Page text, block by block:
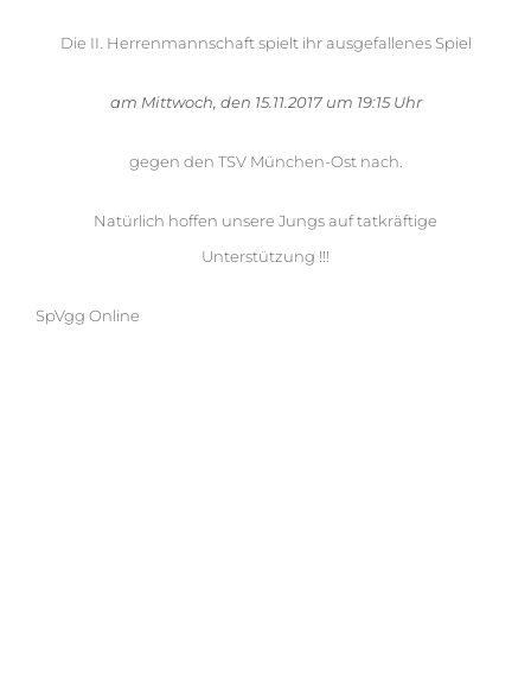
Die II. Herrenmannschaft spielt ihr ausgefallenes Spiel
am Mittwoch, den 15.11.2017 um 19:15 Uhr
gegen den TSV München-Ost nach.
Natürlich hoffen unsere Jungs auf tatkräftige
Unterstützung !!!
SpVgg Online